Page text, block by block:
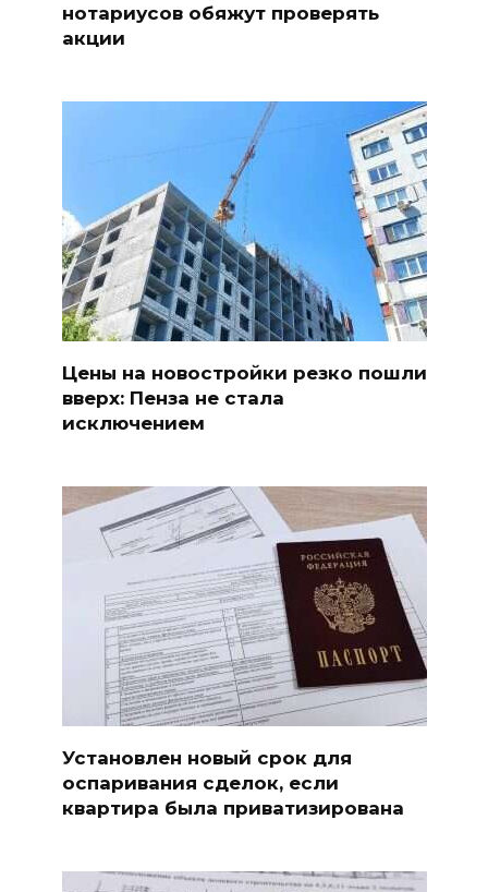
нотариусов обяжут проверять
акции
Цены на новостройки резко пошли
вверх: Пенза не стала
исключением
Установлен новый срок для
оспаривания сделок, если
квартира была приватизирована